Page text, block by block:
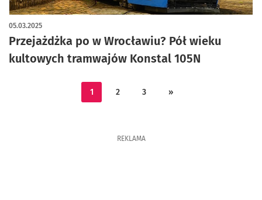
Przejażdżka po w Wrocławiu? Pół wieku
kultowych tramwajów Konstal 105N
05.03.2025
artykuł z galerią zdjęć
1 2 3 »
REKLAMA